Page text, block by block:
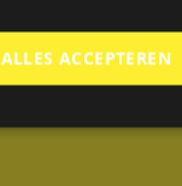
ALLES ACCEPTEREN